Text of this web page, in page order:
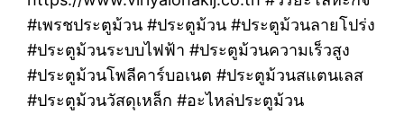
#เพรชประตูม้วน #ประตูม้วน #ประตูม้วนลายโปร่ง
#ประตูม้วนระบบไฟฟ้า #ประตูม้วนความเร็วสูง
#ประตูม้วนโพลีคาร์บอเนต #ประตูม้วนสแตนเลส
#ประตูม้วนวัสดุเหล็ก #อะไหล่ประตูม้วน